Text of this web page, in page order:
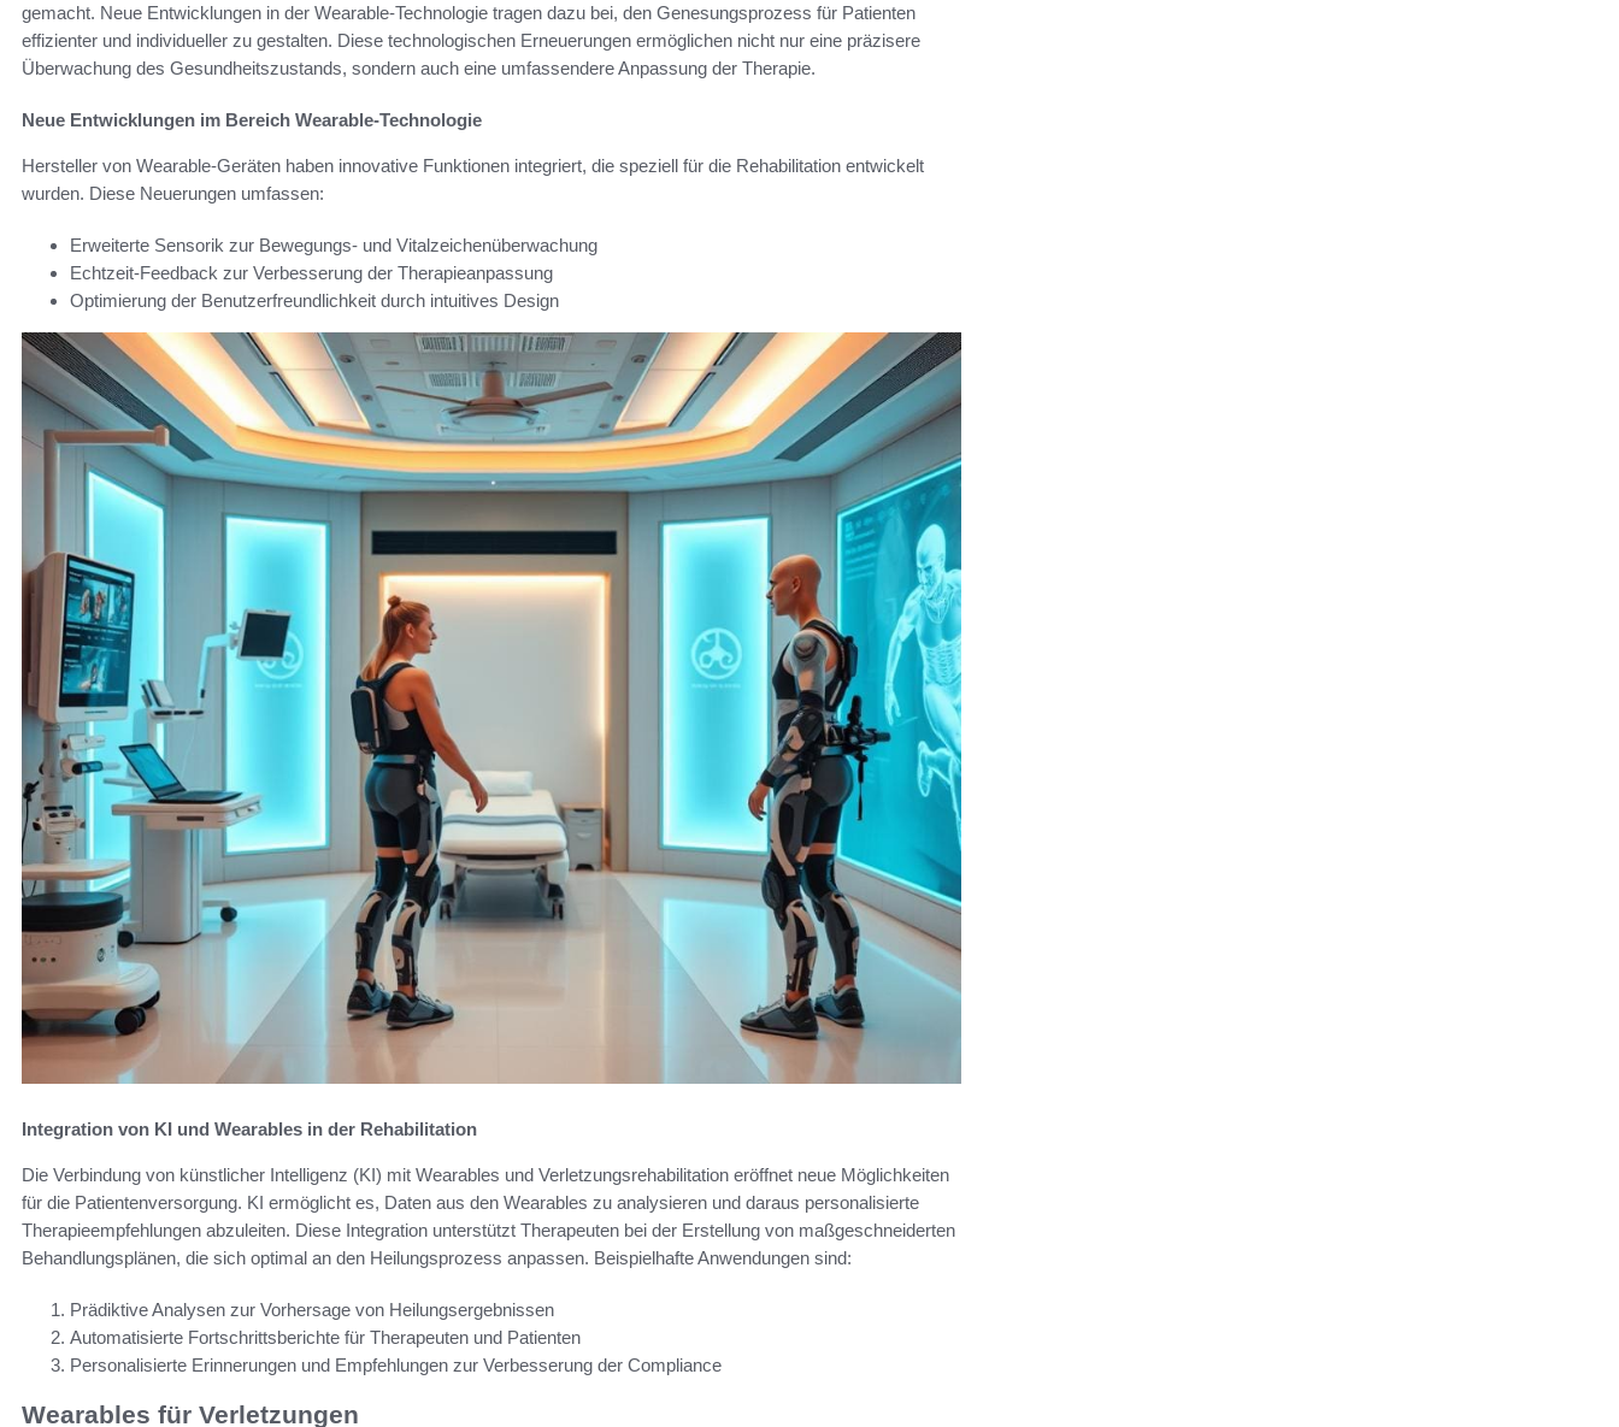
gemacht. Neue Entwicklungen in der Wearable-Technologie tragen dazu bei, den Genesungsprozess für Patienten
effizienter und individueller zu gestalten. Diese technologischen Erneuerungen ermöglichen nicht nur eine präzisere
Überwachung des Gesundheitszustands, sondern auch eine umfassendere Anpassung der Therapie.
Neue Entwicklungen im Bereich Wearable-Technologie
Hersteller von Wearable-Geräten haben innovative Funktionen integriert, die speziell für die Rehabilitation entwickelt
wurden. Diese Neuerungen umfassen:
Erweiterte Sensorik zur Bewegungs- und Vitalzeichenüberwachung
Echtzeit-Feedback zur Verbesserung der Therapieanpassung
Optimierung der Benutzerfreundlichkeit durch intuitives Design
Integration von KI und Wearables in der Rehabilitation
Die Verbindung von künstlicher Intelligenz (KI) mit Wearables und Verletzungsrehabilitation eröffnet neue Möglichkeiten
für die Patientenversorgung. KI ermöglicht es, Daten aus den Wearables zu analysieren und daraus personalisierte
Therapieempfehlungen abzuleiten. Diese Integration unterstützt Therapeuten bei der Erstellung von maßgeschneiderten
Behandlungsplänen, die sich optimal an den Heilungsprozess anpassen. Beispielhafte Anwendungen sind:
Prädiktive Analysen zur Vorhersage von Heilungsergebnissen
Automatisierte Fortschrittsberichte für Therapeuten und Patienten
Personalisierte Erinnerungen und Empfehlungen zur Verbesserung der Compliance
Wearables für Verletzungen